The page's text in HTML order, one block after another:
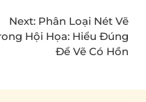
Next: Phân Loại Nét Vẽ
Hội Họa: Hiểu Đúng
Để Vẽ Có Hồn